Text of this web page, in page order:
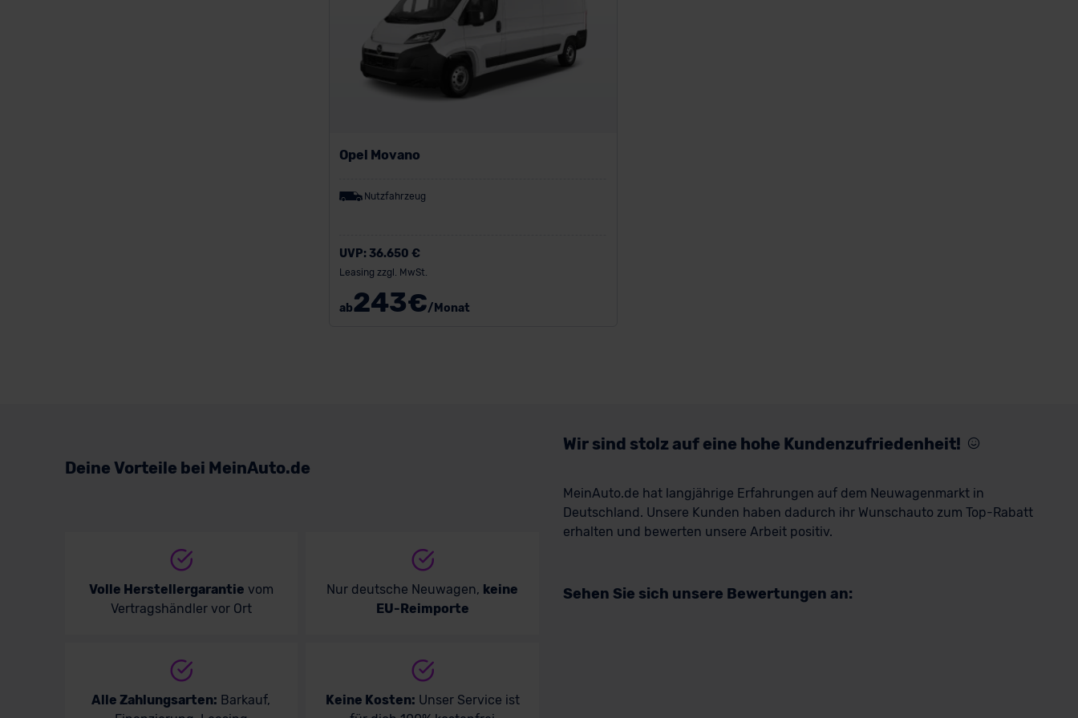
Opel Movano
Nutzfahrzeug
UVP: 36.650 €
Leasing zzgl. MwSt.
ab243€/Monat
Deine Vorteile bei MeinAuto.de
Volle Herstellergarantie vom
Vertragshändler vor Ort
Nur deutsche Neuwagen, keine
EU-Reimporte
Alle Zahlungsarten: Barkauf,
Keine Kosten: Unser Service ist
Wir sind stolz auf eine hohe Kundenzufriedenheit!
MeinAuto.de hat langjährige Erfahrungen auf dem Neuwagenmarkt in
Deutschland. Unsere Kunden haben dadurch ihr Wunschauto zum Top-Rabatt
erhalten und bewerten unsere Arbeit positiv.
Sehen Sie sich unsere Bewertungen an: